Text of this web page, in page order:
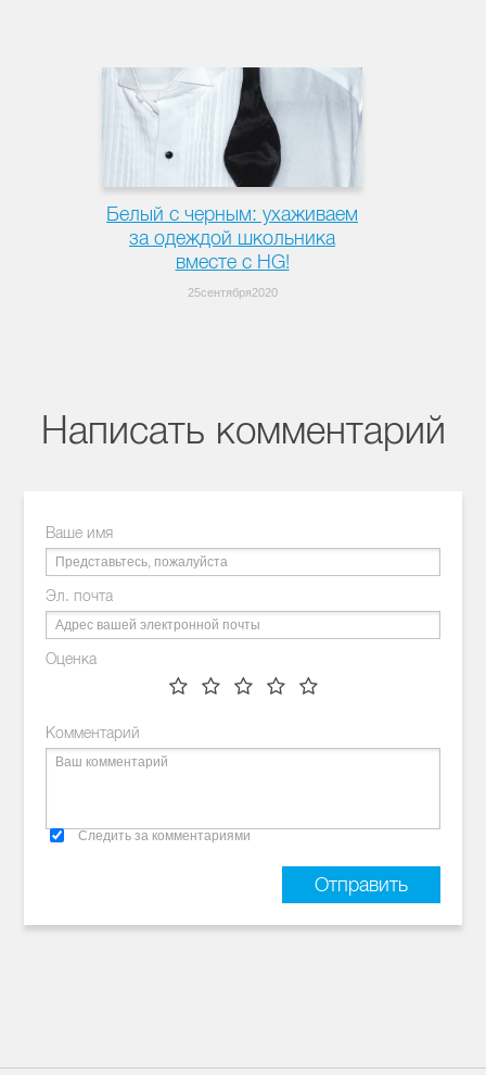
Белый с черным: ухаживаем
за одеждой школьника
вместе с HG!
25сентября2020
Написать комментарий
Ваше имя
Эл. почта
Оценка
Комментарий
Следить за комментариями